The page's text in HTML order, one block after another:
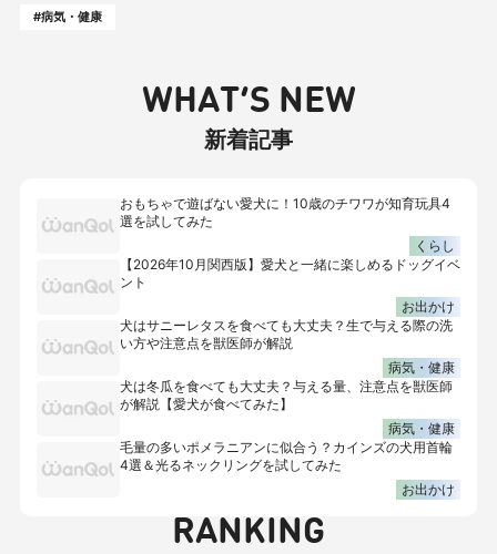
#病気・健康
WHAT’S NEW
新着記事
おもちゃで遊ばない愛犬に！10歳のチワワが知育玩具4
選を試してみた
くらし
【2026年10月関西版】愛犬と一緒に楽しめるドッグイベ
ント
お出かけ
犬はサニーレタスを食べても大丈夫？生で与える際の洗
い方や注意点を獣医師が解説
病気・健康
犬は冬瓜を食べても大丈夫？与える量、注意点を獣医師
が解説【愛犬が食べてみた】
病気・健康
毛量の多いポメラニアンに似合う？カインズの犬用首輪
4選＆光るネックリングを試してみた
お出かけ
RANKING